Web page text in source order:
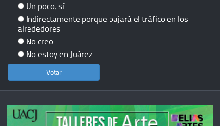
Un poco, sí
Indirectamente porque bajará el tráfico en los
alrededores
No creo
No estoy en Juárez